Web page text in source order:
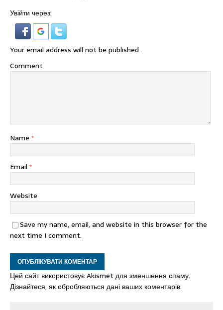
Увійти через:
Your email address will not be published.
Comment
Name *
Email *
Website
Save my name, email, and website in this browser for the
next time I comment.
Цей сайт використовує Akismet для зменшення спаму.
Дізнайтеся, як обробляються дані ваших коментарів.